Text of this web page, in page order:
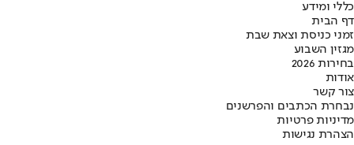
כללי ומידע
דף הבית
זמני כניסת וצאת שבת
מגזין השבוע
בחירות 2026
אודות
צור קשר
נבחרת הכתבים והפרשנים
מדיניות פרטיות
הצהרת נגישות